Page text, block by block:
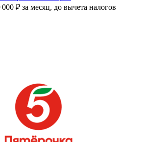
000 ₽ за месяц, до вычета налогов